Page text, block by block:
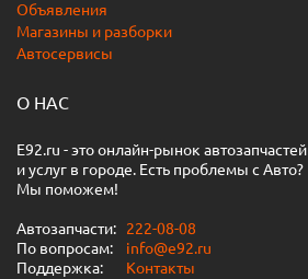
Объявления
Магазины и разборки
Автосервисы
О НАС
E92.ru - это онлайн-рынок автозапчастей
и услуг в городе. Есть проблемы с Авто?
Мы поможем!
Автозапчасти:
222-08-08
По вопросам: info@e92.ru
Поддержка: Контакты